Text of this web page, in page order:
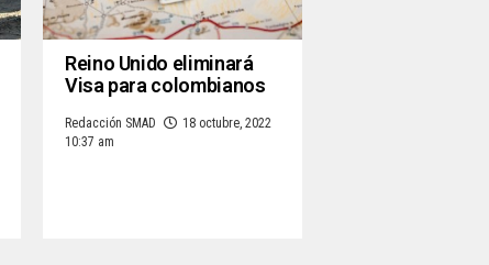
Reino Unido eliminará
Visa para colombianos
Redacción SMAD
18 octubre, 2022
10:37 am